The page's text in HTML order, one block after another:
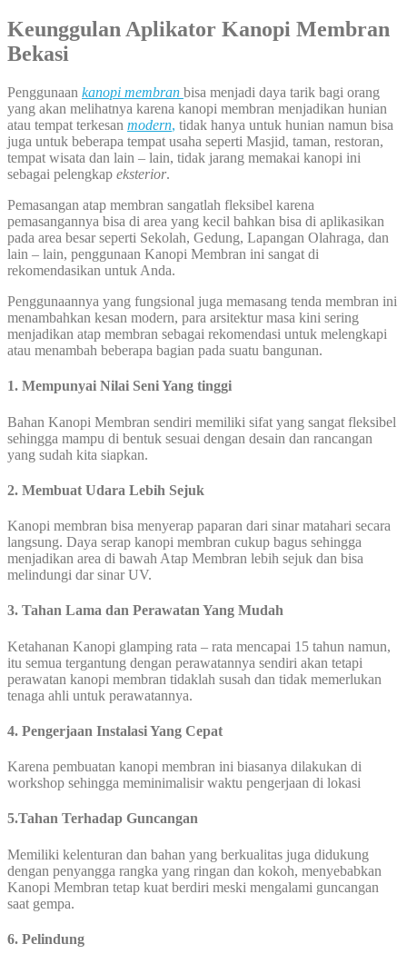
Keunggulan Aplikator Kanopi Membran
Bekasi
Penggunaan kanopi membran bisa menjadi daya tarik bagi orang
yang akan melihatnya karena kanopi membran menjadikan hunian
atau tempat terkesan modern, tidak hanya untuk hunian namun bisa
juga untuk beberapa tempat usaha seperti Masjid, taman, restoran,
tempat wisata dan lain – lain, tidak jarang memakai kanopi ini
sebagai pelengkap eksterior.
Pemasangan atap membran sangatlah fleksibel karena
pemasangannya bisa di area yang kecil bahkan bisa di aplikasikan
pada area besar seperti Sekolah, Gedung, Lapangan Olahraga, dan
lain – lain, penggunaan Kanopi Membran ini sangat di
rekomendasikan untuk Anda.
Penggunaannya yang fungsional juga memasang tenda membran ini
menambahkan kesan modern, para arsitektur masa kini sering
menjadikan atap membran sebagai rekomendasi untuk melengkapi
atau menambah beberapa bagian pada suatu bangunan.
1. Mempunyai Nilai Seni Yang tinggi
Bahan Kanopi Membran sendiri memiliki sifat yang sangat fleksibel
sehingga mampu di bentuk sesuai dengan desain dan rancangan
yang sudah kita siapkan.
2. Membuat Udara Lebih Sejuk
Kanopi membran bisa menyerap paparan dari sinar matahari secara
langsung. Daya serap kanopi membran cukup bagus sehingga
menjadikan area di bawah Atap Membran lebih sejuk dan bisa
melindungi dar sinar UV.
3. Tahan Lama dan Perawatan Yang Mudah
Ketahanan Kanopi glamping rata – rata mencapai 15 tahun namun,
itu semua tergantung dengan perawatannya sendiri akan tetapi
perawatan kanopi membran tidaklah susah dan tidak memerlukan
tenaga ahli untuk perawatannya.
4. Pengerjaan Instalasi Yang Cepat
Karena pembuatan kanopi membran ini biasanya dilakukan di
workshop sehingga meminimalisir waktu pengerjaan di lokasi
5.Tahan Terhadap Guncangan
Memiliki kelenturan dan bahan yang berkualitas juga didukung
dengan penyangga rangka yang ringan dan kokoh, menyebabkan
Kanopi Membran tetap kuat berdiri meski mengalami guncangan
saat gempa.
6. Pelindung